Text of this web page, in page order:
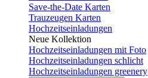
Save-the-Date Karten
Trauzeugen Karten
Hochzeitseinladungen
Neue Kollektion
Hochzeitseinladungen mit Foto
Hochzeitseinladungen schlicht
Hochzeitseinladungen greenery